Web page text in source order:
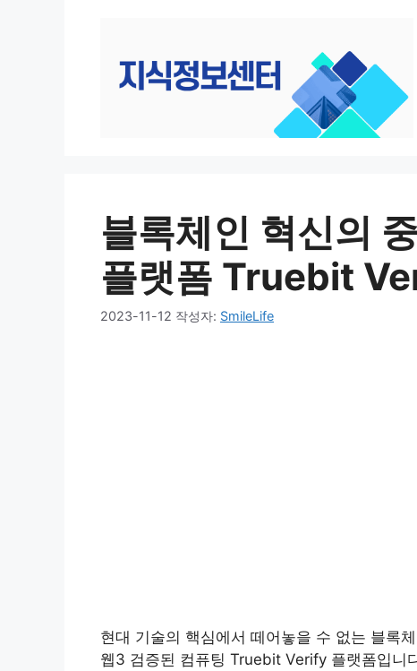
블록체인 혁신의
플랫폼 Truebit
2023-11-12 작성자: SmileLife
현대 기술의 핵심에서 떼어놓을 수 없는 블록
웹3 검증된 컴퓨팅 Truebit Verify 플랫폼입니